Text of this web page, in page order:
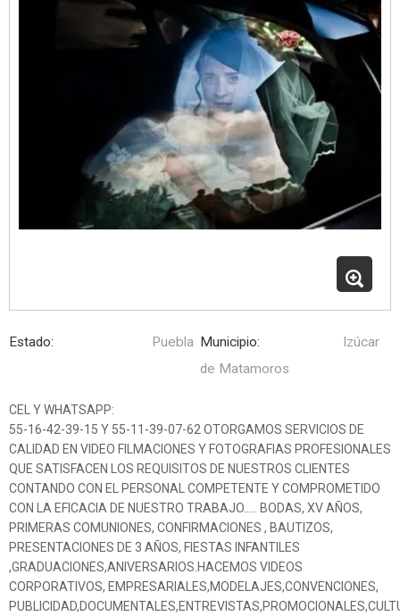
Estado: Puebla Municipio:
Izúcar
de Matamoros
CEL Y WHATSAPP:
55-16-42-39-15 Y 55-11-39-07-62 OTORGAMOS SERVICIOS DE
CALIDAD EN VIDEO FILMACIONES Y FOTOGRAFIAS PROFESIONALES
QUE SATISFACEN LOS REQUISITOS DE NUESTROS CLIENTES
CONTANDO CON EL PERSONAL COMPETENTE Y COMPROMETIDO
CON LA EFICACIA DE NUESTRO TRABAJO….. BODAS, XV AÑOS,
PRIMERAS COMUNIONES, CONFIRMACIONES , BAUTIZOS,
PRESENTACIONES DE 3 AÑOS, FIESTAS INFANTILES
,GRADUACIONES,ANIVERSARIOS.HACEMOS VIDEOS
CORPORATIVOS, EMPRESARIALES,MODELAJES,CONVENCIONES,